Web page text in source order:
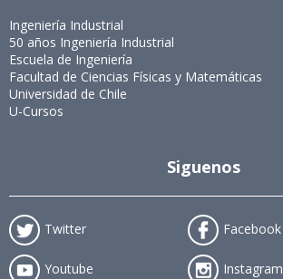
Ingeniería Industrial
50 años Ingeniería Industrial
Escuela de Ingeniería
Facultad de Ciencias Físicas y Matemáticas
Universidad de Chile
U-Cursos
Siguenos
Twitter Facebook
Youtube Instagram